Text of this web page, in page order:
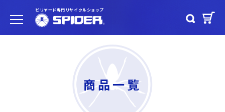
ビリヤード専門リサイクルショップ
商品一覧